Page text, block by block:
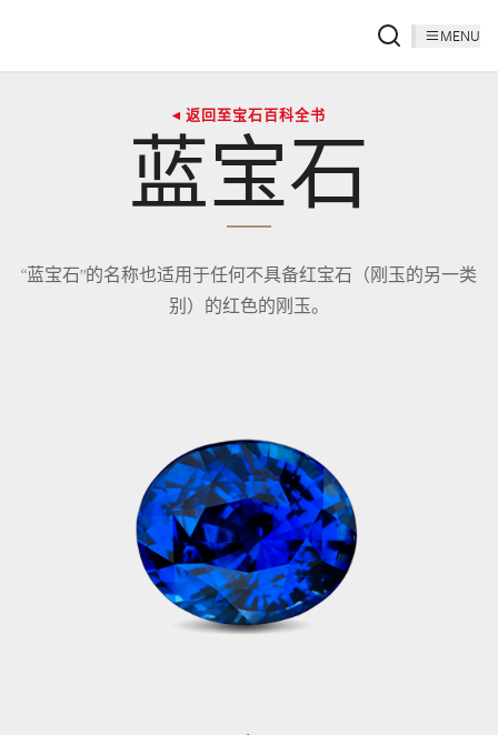
MENU
◂ 返回至宝石百科全书
蓝宝石
“蓝宝石”的名称也适用于任何不具备红宝石（刚玉的另一类
别）的红色的刚玉。